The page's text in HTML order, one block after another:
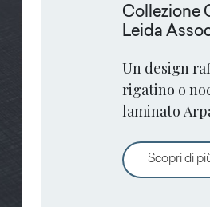
Collezione
Leida
Un design
rigatino o
laminato
Scopri di